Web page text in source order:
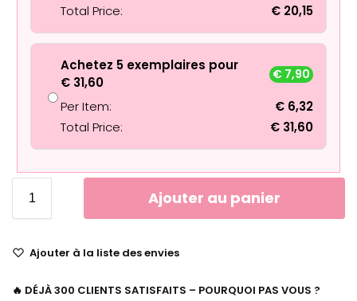
Total Price:
€ 20,15
Achetez 5 exemplaires pour
€ 31,60
€ 7,90
Per Item: € 6,32
Total Price:
€ 31,60
Ajouter au panier
Ajouter à la liste des envies
🔥 DÉJÀ 300 CLIENTS SATISFAITS – POURQUOI PAS VOUS ?